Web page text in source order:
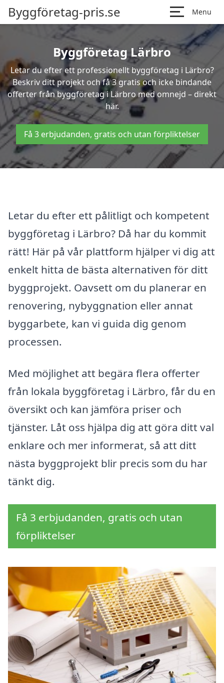
Byggföretag-pris.se Menu
Byggföretag Lärbro
Letar du efter ett professionellt byggföretag i Lärbro?
Beskriv ditt projekt och få 3 gratis och icke bindande
offerter från byggföretag i Lärbro med omnejd – direkt
här.
Få 3 erbjudanden, gratis och utan förpliktelser
Letar du efter ett pålitligt och kompetent
byggföretag i Lärbro? Då har du kommit
rätt! Här på vår plattform hjälper vi dig att
enkelt hitta de bästa alternativen för ditt
byggprojekt. Oavsett om du planerar en
renovering, nybyggnation eller annat
byggarbete, kan vi guida dig genom
processen.
Med möjlighet att begära flera offerter
från lokala byggföretag i Lärbro, får du en
översikt och kan jämföra priser och
tjänster. Låt oss hjälpa dig att göra ditt val
enklare och mer informerat, så att ditt
nästa byggprojekt blir precis som du har
tänkt dig.
Få 3 erbjudanden, gratis och utan
förpliktelser